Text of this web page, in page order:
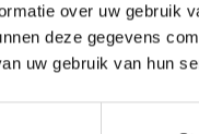
over uw gebruik
deze gegevens
uw gebruik van hun